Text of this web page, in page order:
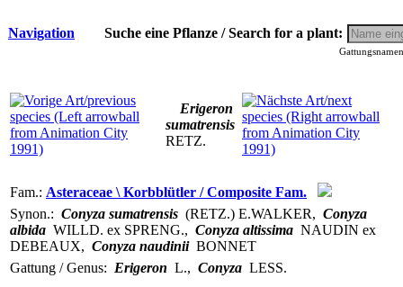
Navigation Suche eine Pflanze / Search for a plant:
Erigeron
sumatrensis
RETZ.
Fam.: Asteraceae \ Korbblütler / Composite Fam.
Synon.: Conyza sumatrensis (RETZ.) E.WALKER, Conyza
albida WILLD. ex SPRENG., Conyza altissima NAUDIN ex
DEBEAUX, Conyza naudinii BONNET
Gattung / Genus: Erigeron L., Conyza LESS.